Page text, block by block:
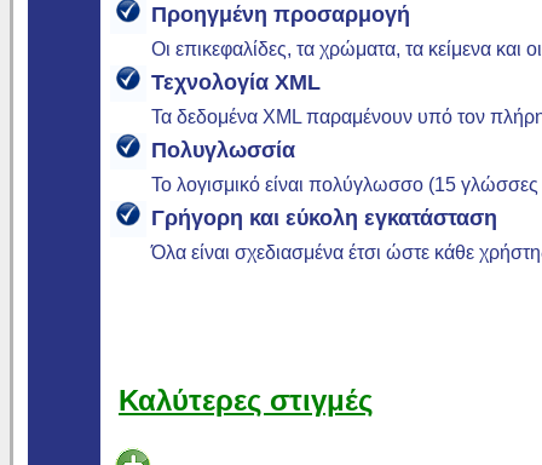
Προηγμένη προσαρμογή
Οι επικεφαλίδες, τα χρώματα, τα κείμενα και
Τεχνολογία XML
Τα δεδομένα XML παραμένουν υπό τον
Πολυγλωσσία
Το λογισμικό είναι πολύγλωσσο (15
Γρήγορη και εύκολη εγκατάσταση
Όλα είναι σχεδιασμένα έτσι ώστε κάθε
Καλύτερες στιγμές